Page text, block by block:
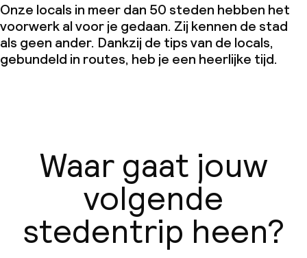
Onze locals in meer dan 50 steden hebben het
voorwerk al voor je gedaan. Zij kennen de stad
als geen ander. Dankzij de tips van de locals,
gebundeld in routes, heb je een heerlijke tijd.
Waar gaat jouw
volgende
stedentrip heen?